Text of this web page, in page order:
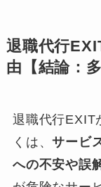
退職代行
由【結論：
退職代行EXIT
くは、サービ
への不安や誤